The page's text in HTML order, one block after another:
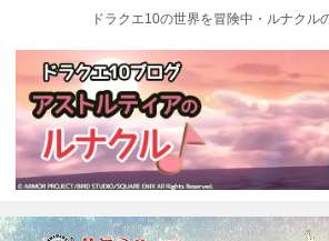
ドラクエ10の世界を冒険中・ルナクル